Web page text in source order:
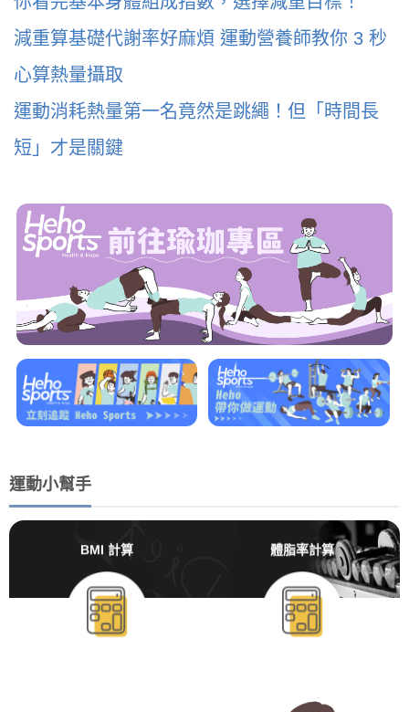
減重算基礎代謝率好麻煩 運動營養師教你 3 秒
心算熱量攝取
運動消耗熱量第一名竟然是跳繩！但「時間長
短」才是關鍵
運動小幫手
BMI 計算 體脂率計算